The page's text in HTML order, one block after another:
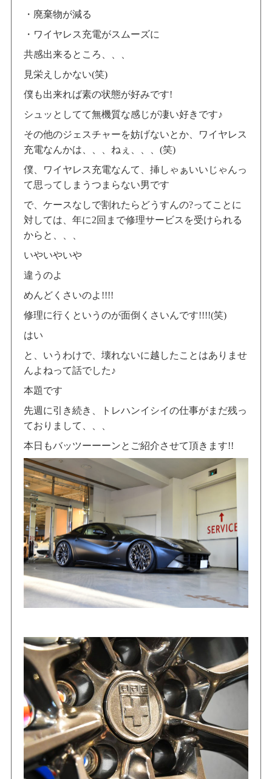
・廃棄物が減る
・ワイヤレス充電がスムーズに
共感出来るところ、、、
見栄えしかない(笑)
僕も出来れば素の状態が好みです!
シュッとしてて無機質な感じが凄い好きです♪
その他のジェスチャーを妨げないとか、ワイヤレス
充電なんかは、、、ねぇ、、、(笑)
僕、ワイヤレス充電なんて、挿しゃぁいいじゃんっ
て思ってしまうつまらない男です
で、ケースなしで割れたらどうすんの?ってことに
対しては、年に2回まで修理サービスを受けられる
からと、、、
いやいやいや
違うのよ
めんどくさいのよ!!!!
修理に行くというのが面倒くさいんです!!!!(笑)
はい
と、いうわけで、壊れないに越したことはありませ
んよねって話でした♪
本題です
先週に引き続き、トレハンイシイの仕事がまだ残っ
ておりまして、、、
本日もバッツーーーンとご紹介させて頂きます!!